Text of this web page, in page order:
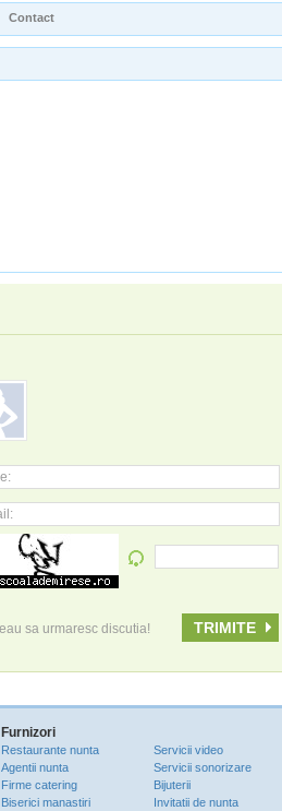
Contact
sa urmaresc discutia!
Furnizori
Restaurante nunta
Agentii nunta
Firme catering
Biserici manastiri
Servicii video
Servicii sonorizare
Bijuterii
Invitatii de nunta